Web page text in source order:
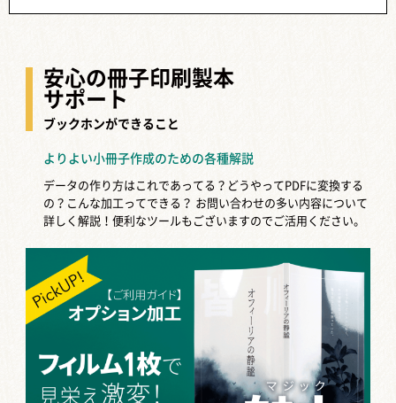
安心の冊子印刷製本
サポート
ブックホンができること
よりよい小冊子作成のための各種解説
データの作り方はこれであってる？どうやってPDFに変換する
の？こんな加工ってできる？ お問い合わせの多い内容について
詳しく解説！便利なツールもございますのでご活用ください。